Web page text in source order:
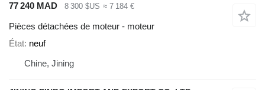
77 240 MAD
8 300 $US ≈ 7 184 €
Pièces détachées de moteur - moteur
État neuf
Chine, Jining